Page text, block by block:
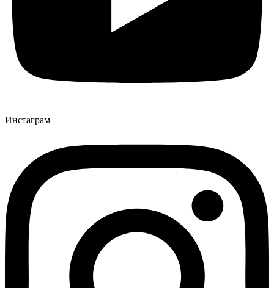
Инстаграм